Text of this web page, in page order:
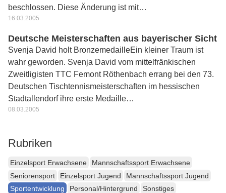
beschlossen. Diese Änderung ist mit…
16.03.2005
Deutsche Meisterschaften aus bayerischer Sicht
Svenja David holt BronzemedailleEin kleiner Traum ist
wahr geworden. Svenja David vom mittelfränkischen
Zweitligisten TTC Femont Röthenbach errang bei den 73.
Deutschen Tischtennismeisterschaften im hessischen
Stadtallendorf ihre erste Medaille…
08.03.2005
Rubriken
Einzelsport Erwachsene
Mannschaftssport Erwachsene
Seniorensport
Einzelsport Jugend
Mannschaftssport Jugend
Sportentwicklung
Personal/Hintergrund Sonstiges